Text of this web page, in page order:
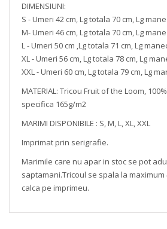
DIMENSIUNI:
S - Umeri 42 cm, Lg totala 70 cm, Lg
M- Umeri 46 cm, Lg totala 70 cm, Lg
L - Umeri 50 cm ,Lg totala 71 cm, Lg
XL - Umeri 56 cm, Lg totala 78 cm, Lg
XXL - Umeri 60 cm, Lg totala 79 cm, Lg
MATERIAL: Tricou Fruit of the Loom,
specifica 165g/m2
MARIMI DISPONIBILE : S, M, L, XL, XXL
Imprimat prin serigrafie.
Marimile care nu apar in stoc se pot
saptamani.Tricoul se spala la maximum
calca pe imprimeu.